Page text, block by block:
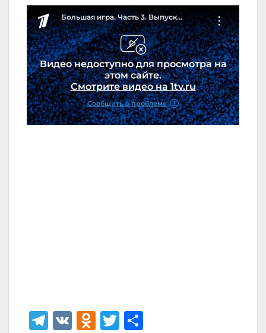
T
V
O T